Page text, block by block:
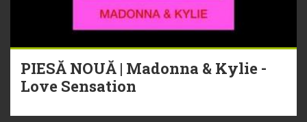
PIESĂ NOUĂ | Madonna & Kylie -
Love Sensation